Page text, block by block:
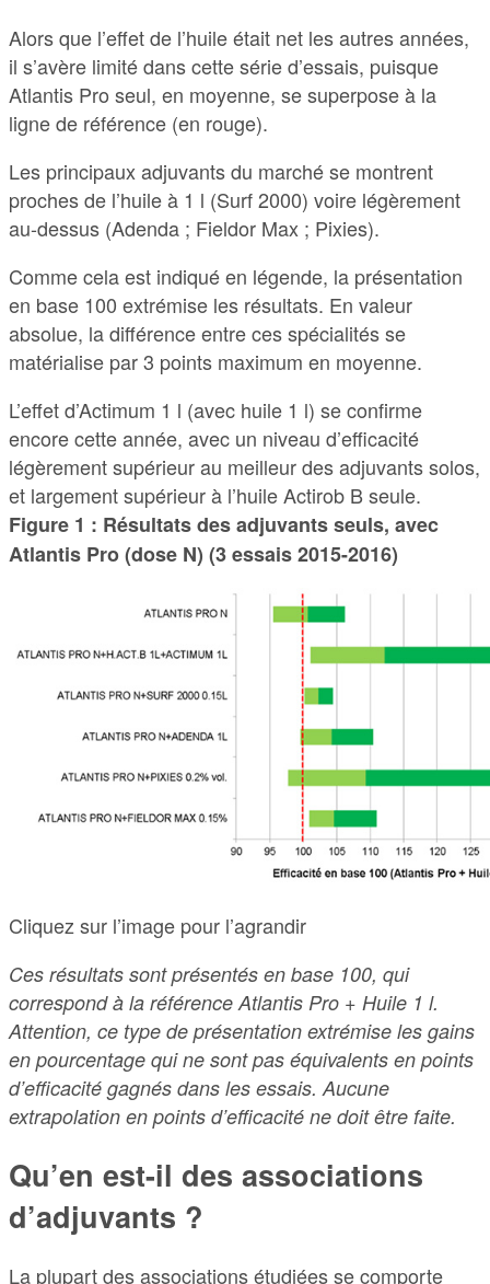
Alors que l’effet de l’huile était net les autres années,
il s’avère limité dans cette série d’essais, puisque
Atlantis Pro seul, en moyenne, se superpose à la
ligne de référence (en rouge).
Les principaux adjuvants du marché se montrent
proches de l’huile à 1 l (Surf 2000) voire légèrement
au-dessus (Adenda ; Fieldor Max ; Pixies).
Comme cela est indiqué en légende, la présentation
en base 100 extrémise les résultats. En valeur
absolue, la différence entre ces spécialités se
matérialise par 3 points maximum en moyenne.
L’effet d’Actimum 1 l (avec huile 1 l) se confirme
encore cette année, avec un niveau d’efficacité
légèrement supérieur au meilleur des adjuvants solos,
et largement supérieur à l’huile Actirob B seule.
Figure 1 : Résultats des adjuvants seuls, avec
Atlantis Pro (dose N) (3 essais 2015-2016)
Cliquez sur l’image pour l’agrandir
Ces résultats sont présentés en base 100, qui
correspond à la référence Atlantis Pro + Huile 1 l.
Attention, ce type de présentation extrémise les gains
en pourcentage qui ne sont pas équivalents en points
d’efficacité gagnés dans les essais. Aucune
extrapolation en points d’efficacité ne doit être faite.
Qu’en est-il des associations
d’adjuvants ?
La plupart des associations étudiées se comporte